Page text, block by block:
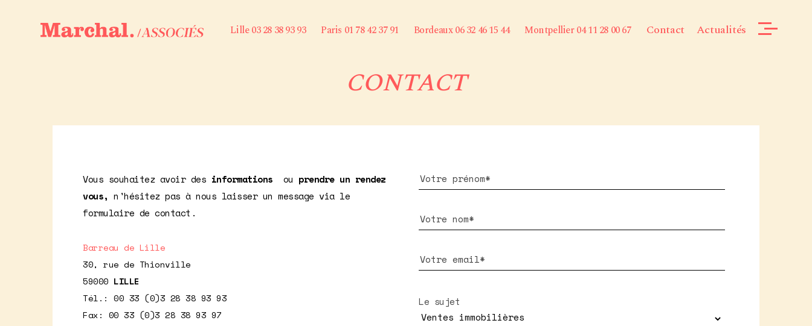
Lille 03 28 38 93 93 Paris 01 78 42 37 91 Bordeaux 06 32 46 15 44 Montpellier 04 11 28 00 67 Contact Actualités
CONTACT
Vous souhaitez avoir des informations ou prendre un rendez
vous, n'hésitez pas à nous laisser un message via le
formulaire de contact.
Barreau de Lille
30, rue de Thionville
59000 LILLE
Tél.: 00 33 (0)3 28 38 93 93
Fax: 00 33 (0)3 28 38 93 97
Le sujet